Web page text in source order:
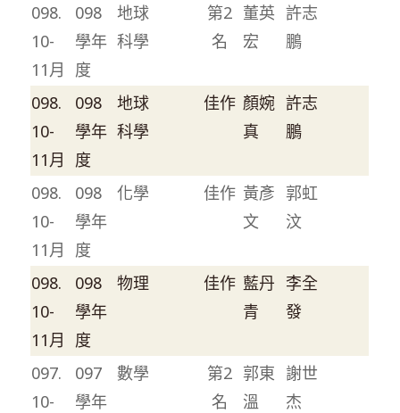
098.
10-
11月
098
學年
度
地球
科學
第2
名
董英
宏
許志
鵬
098.
10-
11月
098
學年
度
地球
科學
佳作 顏婉
真
許志
鵬
098.
10-
11月
098
學年
度
化學 佳作 黃彥
文
郭虹
汶
098.
10-
11月
098
學年
度
物理 佳作 藍丹
青
李全
發
097.
10-
097
學年
數學
第2
名
郭東
溫
謝世
杰